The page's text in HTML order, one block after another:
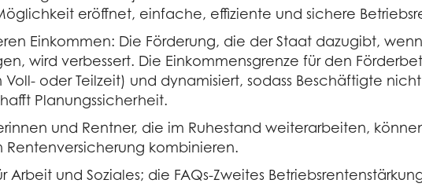
eröffnet, einfache, effiziente und sichere
Einkommen: Die Förderung, die der Staat dazugibt,
wird verbessert. Die Einkommensgrenze für den
oder Teilzeit) und dynamisiert, sodass Beschäftigte
Planungssicherheit.
und Rentner, die im Ruhestand weiterarbeiten,
Rentenversicherung kombinieren.
Arbeit und Soziales; die FAQs-Zweites